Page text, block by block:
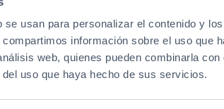
usan para personalizar el contenido y
información sobre el uso que
web, quienes pueden combinarla
uso que haya hecho de sus servicios.